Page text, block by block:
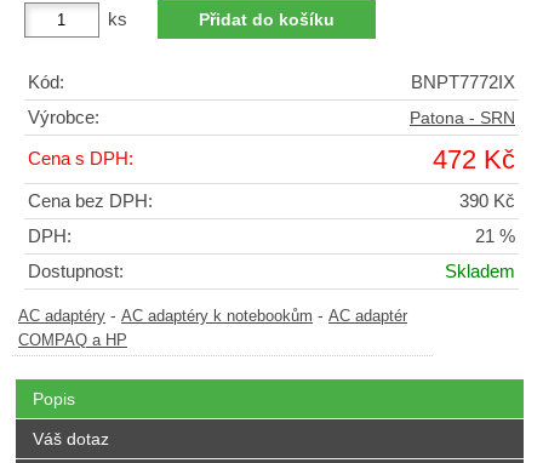
ks
Kód:
BNPT7772IX
Výrobce:
Patona - SRN
Cena s DPH: 472 Kč
Cena bez DPH:
390 Kč
DPH:
21 %
Dostupnost:
Skladem
AC adaptéry - AC adaptéry k notebookům - AC adaptér
COMPAQ a HP
Popis
Váš dotaz